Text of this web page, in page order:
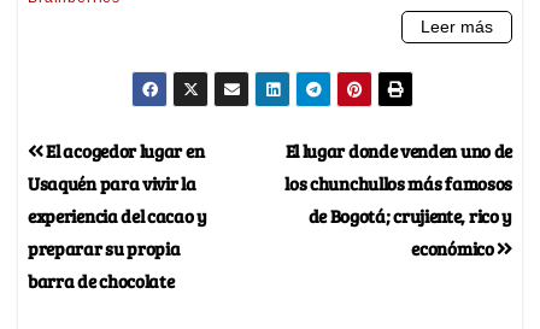
El lugar donde venden uno de
los chunchullos más famosos
de Bogotá; crujiente, rico y
económico
El acogedor lugar en
Usaquén para vivir la
experiencia del cacao y
preparar su propia
barra de chocolate